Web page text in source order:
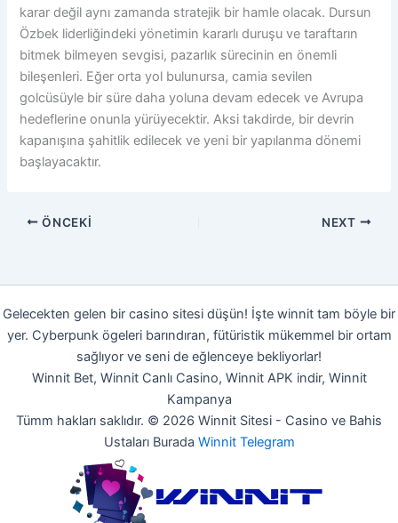
karar değil aynı zamanda stratejik bir hamle olacak. Dursun
Özbek liderliğindeki yönetimin kararlı duruşu ve taraftarın
bitmek bilmeyen sevgisi, pazarlık sürecinin en önemli
bileşenleri. Eğer orta yol bulunursa, camia sevilen
golcüsüyle bir süre daha yoluna devam edecek ve Avrupa
hedeflerine onunla yürüyecektir. Aksi takdirde, bir devrin
kapanışına şahitlik edilecek ve yeni bir yapılanma dönemi
başlayacaktır.
ÖNCEKI NEXT
Gelecekten gelen bir casino sitesi düşün! İşte winnit tam böyle bir
yer. Cyberpunk ögeleri barındıran, fütüristik mükemmel bir ortam
sağlıyor ve seni de eğlenceye bekliyorlar!
Winnit Bet, Winnit Canlı Casino, Winnit APK indir, Winnit
Kampanya
Tümm hakları saklıdır. © 2026 Winnit Sitesi - Casino ve Bahis
Ustaları Burada Winnit Telegram